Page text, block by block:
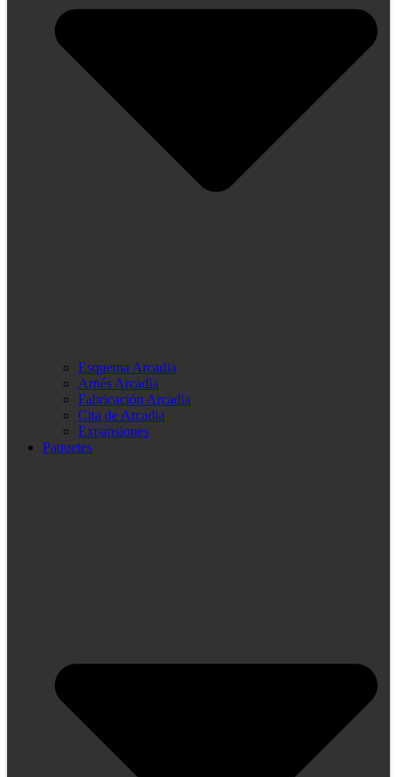
Esquema Arcadia
Arnés Arcadia
Fabricación Arcadia
Cita de Arcadia
Expansiones
Paquetes